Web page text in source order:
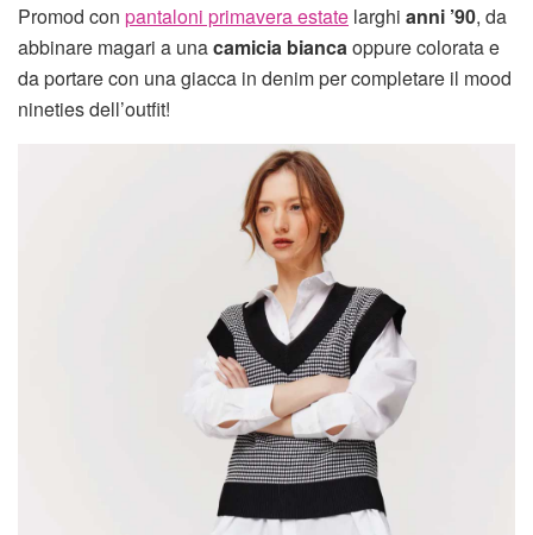
Promod con pantaloni primavera estate larghi anni ’90, da
abbinare magari a unacamicia biancaoppure colorata e
da portare con una giacca in denim per completare il mood
nineties dell’outfit!